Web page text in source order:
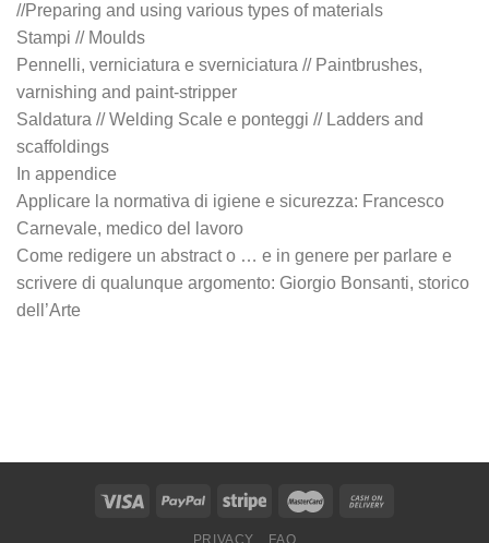
//Preparing and using various types of materials
Stampi // Moulds
Pennelli, verniciatura e sverniciatura // Paintbrushes,
varnishing and paint-stripper
Saldatura // Welding Scale e ponteggi // Ladders and
scaffoldings
In appendice
Applicare la normativa di igiene e sicurezza: Francesco
Carnevale, medico del lavoro
Come redigere un abstract o … e in genere per parlare e
scrivere di qualunque argomento: Giorgio Bonsanti, storico
dell’Arte
PRIVACY FAQ